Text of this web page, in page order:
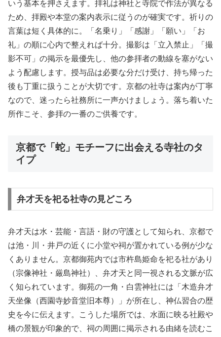
いう基本を押さえます。拝礼は神社と寺院で作法が異なる
ため、拝殿や本堂の案内表示に従うのが確実です。祈りの
言葉は短く具体的に。「名乗り」「感謝」「願い」「お
礼」の順に心内で整えれば十分。撮影は「立入禁止」「撮
影不可」の掲示を最優先し、他の参拝者の動線を塞がない
よう配慮します。授与品は必要な分だけ受け、持ち帰った
後も丁重に扱うことが大切です。京都の社寺は案内が丁寧
なので、迷ったら社務所に一声かけましょう。落ち着いた
所作こそ、参拝の一番のご供養です。
京都で「蛇」モチーフに出会える寺社のタ
イプ
弁才天を祀る社寺の見どころ
弁才天は水・芸能・言語・財の守護として知られ、京都で
は池・川・井戸の近くに小堂や祠が置かれている例が少な
くありません。京都御苑内では市杵島姫命を祀る社があり
（宗像神社・厳島神社）、弁才天と同一視される文脈が広
く知られています。御苑の一角・白雲神社には「木造弁才
天坐像（西園寺妙音堂旧本尊）」が所在し、神仏習合の歴
史を今に伝えます。こうした場所では、水面に映る社殿や
橋の景観が印象的で、祠の周囲に掲示される由緒を読むこ